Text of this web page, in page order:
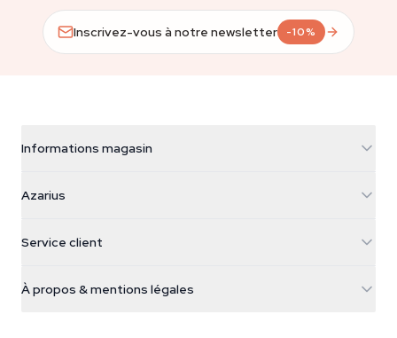
Inscrivez-vous à notre newsletter -10%
Informations magasin
Galvaniweg 11
Nederland
+31(0)204897914
Azarius
Smokeshop
Service client
Politique de retour
À propos & mentions légales